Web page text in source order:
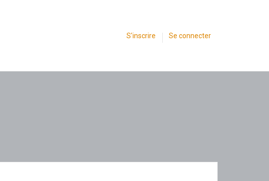
S'inscrire Se connecter